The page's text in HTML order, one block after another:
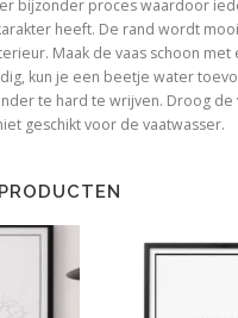
bijzonder proces waardoor
heeft. De rand wordt
Maak de vaas schoon
kun je een beetje water
te hard te wrijven. Droog de
geschikt voor de vaatwasser.